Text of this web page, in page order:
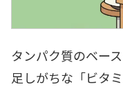
タンパク質のベー
足しがちな「ビタ